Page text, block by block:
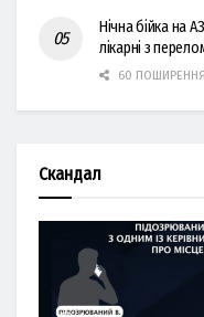
Нічна бійка на
лікарні з
60 ПОШИРЕННЯ
Скандал